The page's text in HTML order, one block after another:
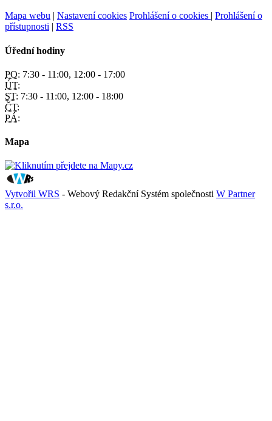
Mapa webu | Nastavení cookies Prohlášení o cookies | Prohlášení o
přístupnosti | RSS
Úřední hodiny
PO: 7:30 - 11:00, 12:00 - 17:00
ÚT:
ST: 7:30 - 11:00, 12:00 - 18:00
ČT:
PÁ:
Mapa
Vytvořil WRS - Webový Redakční Systém společnosti W Partner
s.r.o.